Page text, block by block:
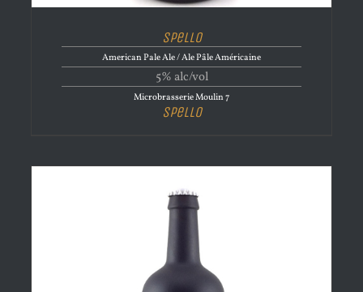
Spello
American Pale Ale / Ale Pâle Américaine
5% alc/vol
Microbrasserie Moulin 7
Spello